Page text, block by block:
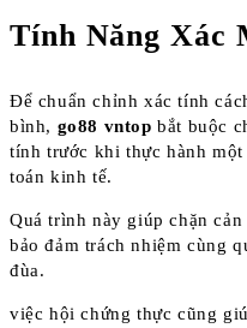
Tính Năng Xác
Để chuẩn chỉnh xác tính
bình, go88 vntop bắt buộc
tính trước khi thực hành
toán kinh tế.
Quá trình này giúp chặn
bảo đảm trách nhiệm cùng
đùa.
việc hội chứng thực cũng